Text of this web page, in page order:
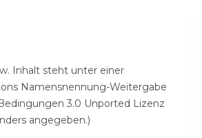
Inhalt steht unter einer
Namensnennung-Weitergabe
3.0 Unported Lizenz
angegeben.)